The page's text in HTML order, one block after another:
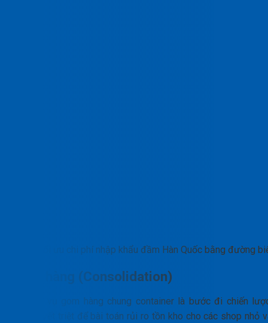
Tối ưu chi phí nhập khẩu đầm Hàn Quốc bằng đường
Gom hàng (Consolidation)
Nghiệp vụ gom hàng chung container là bước đi chiến
giải quyết triệt để bài toán rủi ro tồn kho cho các shop nhỏ